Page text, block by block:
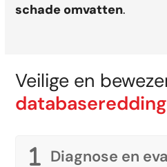
schade omvatten.
Veilige en
Diagnose en